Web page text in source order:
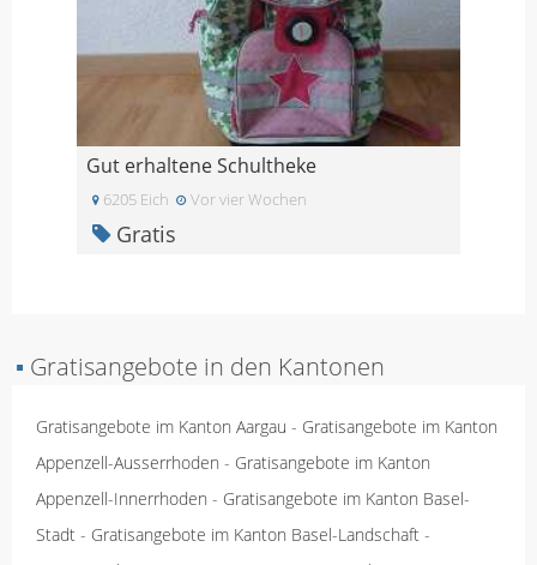
Gut erhaltene Schultheke
6205 Eich Vor vier Wochen
Gratis
▪ Gratisangebote in den Kantonen
Gratisangebote im Kanton Aargau - Gratisangebote im Kanton
Appenzell-Ausserrhoden - Gratisangebote im Kanton
Appenzell-Innerrhoden - Gratisangebote im Kanton Basel-
Stadt - Gratisangebote im Kanton Basel-Landschaft -